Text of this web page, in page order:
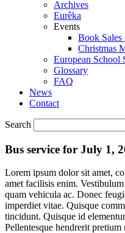
Archives
Eurêka
Events
Book Sales
Christmas
European School
Glossary
FAQ
News
Contact
Search
Bus service for July 1,
Lorem ipsum dolor sit amet,
amet facilisis enim.
quam vehicula ac. Donec
imperdiet vitae. Quisque
tincidunt. Quisque id
Pellentesque hendrerit pretium